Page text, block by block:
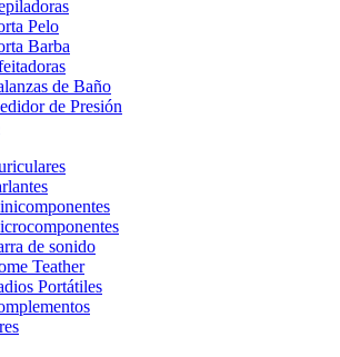
Pelo
Barba
de Baño
de Presión
de sonido
Teather
Portátiles